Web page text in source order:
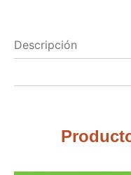
Descripción